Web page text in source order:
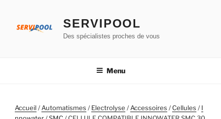
contenu
SERVIPOOL
Des spécialistes proches de vous
Menu
Accueil/Automatismes /Electrolyse /Accessoires /Cellules /I